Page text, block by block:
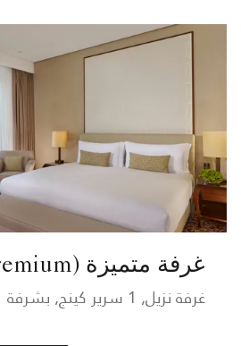
غرفة متميزة (Premium)
غرفة نزيل, 1 سرير كينج, بشرفة